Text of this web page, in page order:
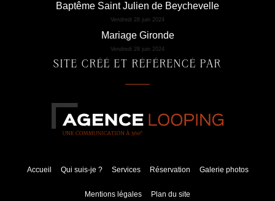
Baptême Saint Julien de Beychevelle
Vendredi 28 juin 2024
Mariage Gironde
Vendredi 28 juin 2024
SITE CRÉÉ ET RÉFÉRENCÉ PAR
Accueil Qui suis-je ? Services Réservation Galerie photos
Mentions légales Plan du site